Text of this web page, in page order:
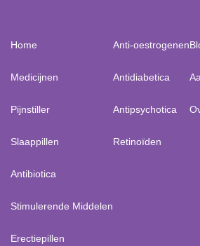
Home
Medicijnen
Pijnstiller
Slaappillen
Antibiotica
Stimulerende Middelen
Erectiepillen
Anti-oestrogenen
Antidiabetica
Antipsychotica
Retinoïden